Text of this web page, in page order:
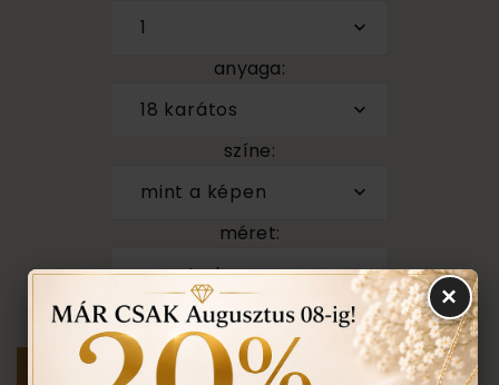
1
anyaga:
18 karátos
színe:
mint a képen
méret:
nem tudom
×